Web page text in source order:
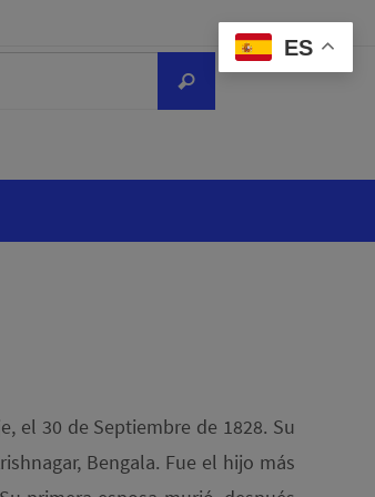
Buscar:
Buscar
el 30 de Septiembre de 1828. Su
Bengala. Fue el hijo más
ES